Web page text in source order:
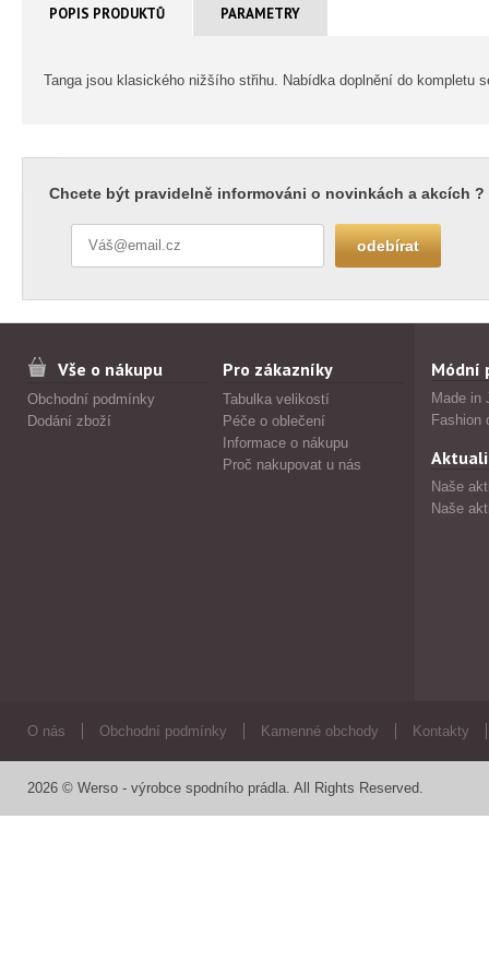
POPIS PRODUKTŮ PARAMETRY
Tanga jsou klasického nižšího střihu. Nabídka doplnění do
Chcete být pravidelně informováni o novinkách a akcích ?
Vše o nákupu
Obchodní podmínky
Dodání zboží
Pro zákazníky
Tabulka velikostí
Péče o oblečení
Informace o nákupu
Proč nakupovat u nás
Módní
Made in
Fashion
Naše
Naše
O nás Obchodní podmínky Kamenné obchody Kontakty
2026 © Werso - výrobce spodního prádla. All Rights Reserved.